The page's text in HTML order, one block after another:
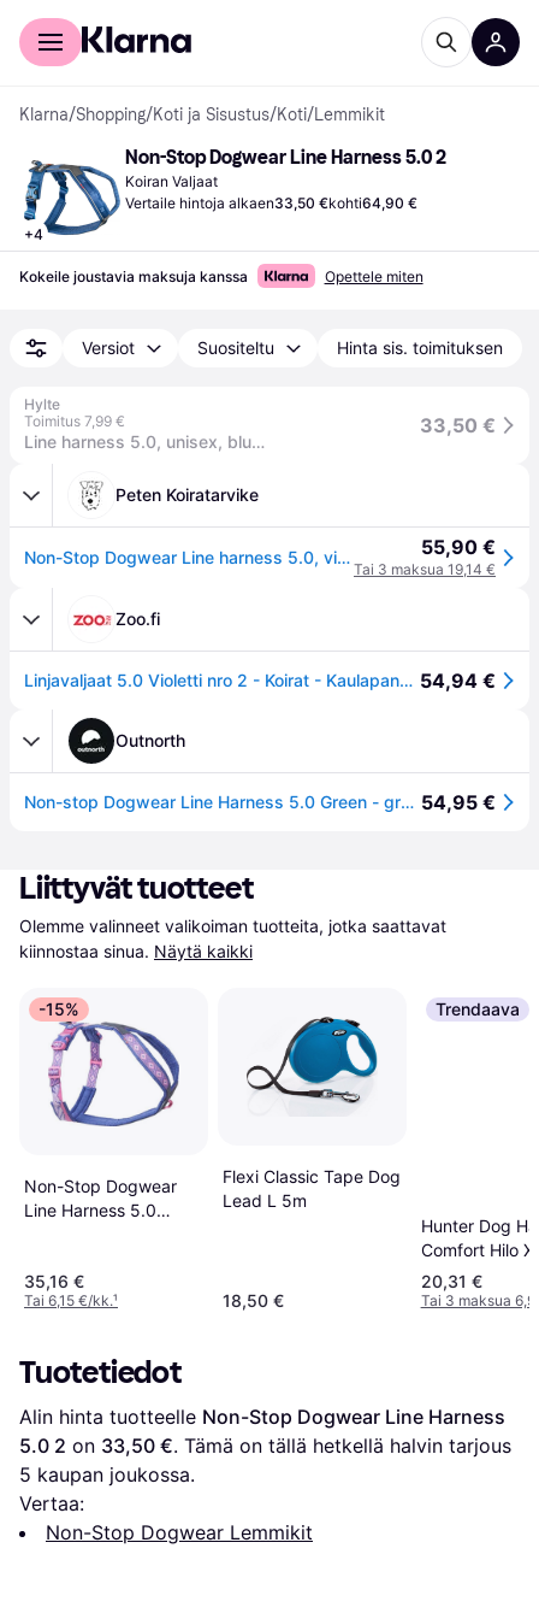
Kuluttajille
Klarna/Shopping/Koti ja Sisustus/Koti/Lemmikit
+4
Non-Stop Dogwear Line Harness 5.0 2
Koiran Valjaat
Vertaile hintoja alkaen33,50 €kohti64,90 €
Kokeile joustavia maksuja kanssa Opettele miten
Versiot Suositeltu Hinta sis. toimituksen
Hylte
Toimitus 7,99 €
Line harness 5.0, unisex, blue, 2
33,50 €
Peten Koiratarvike
Non-Stop Dogwear Line harness 5.0, vihreä 55,90 €
Tai 3 maksua 19,14 €
Zoo.fi
Linjavaljaat 5.0 Violetti nro 2 - Koirat - Kaulapannat - Non-stop dogwear 54,94 €
Outnorth
Non-stop Dogwear Line Harness 5.0 Green - green - 2 54,95 €
Liittyvät tuotteet
Olemme valinneet valikoiman tuotteita, jotka saattavat
kiinnostaa sinua. Näytä kaikki
-15%
Non-Stop Dogwear
Line Harness 5.0
35,16 €
Tai 6,15 €/kk.¹
Flexi Classic Tape Dog
Lead L 5m
18,50 €
Trendaava
Hunter Dog
Comfort Hilo
20,31 €
Tai 3 maksua
Tuotetiedot
Alin hinta tuotteelle Non-Stop Dogwear Line Harness
5.0 2 on 33,50 €
5 kaupan joukossa.
Vertaa:
Non-Stop Dogwear Lemmikit